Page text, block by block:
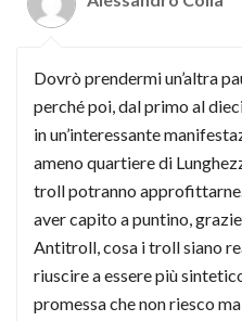
Dovrò prendermi un’altra
perché poi, dal primo al
in un’interessante
ameno quartiere di
troll potranno
aver capito a puntino,
Antitroll, cosa i troll siano
riuscire a essere più
promessa che non riesco